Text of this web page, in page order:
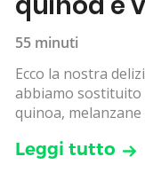
55 minuti
Ecco la nostra
abbiamo sostituito
quinoa,
Leggi tutto